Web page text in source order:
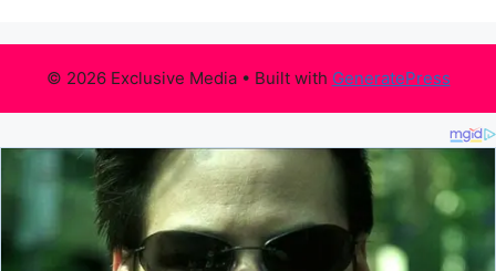
© 2026 Exclusive Media• Built with GeneratePress